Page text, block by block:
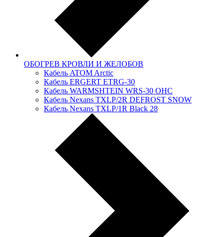
ОБОГРЕВ КРОВЛИ И ЖЕЛОБОВ
Кабель ATOM Arctic
Кабель ERGERT ETRG-30
Кабель WARMSHTEIN WRS-30 OHC
Кабель Nexans TXLP/2R DEFROST SNOW
Кабель Nexans TXLP/1R Black 28